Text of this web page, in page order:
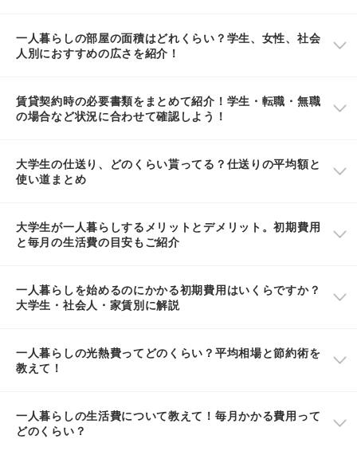
一人暮らしの部屋の面積はどれくらい？学生、女性、社会
人別におすすめの広さを紹介！
賃貸契約時の必要書類をまとめて紹介！学生・転職・無職
の場合など状況に合わせて確認しよう！
大学生の仕送り、どのくらい貰ってる？仕送りの平均額と
使い道まとめ
大学生が一人暮らしするメリットとデメリット。初期費用
と毎月の生活費の目安もご紹介
一人暮らしを始めるのにかかる初期費用はいくらですか？
大学生・社会人・家賃別に解説
一人暮らしの光熱費ってどのくらい？平均相場と節約術を
教えて！
一人暮らしの生活費について教えて！毎月かかる費用って
どのくらい？